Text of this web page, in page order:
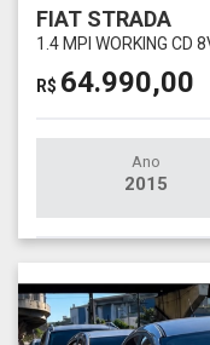
FIAT STRADA
1.4 MPI WORKING CD
R$ 64.990,00
Ano
2015